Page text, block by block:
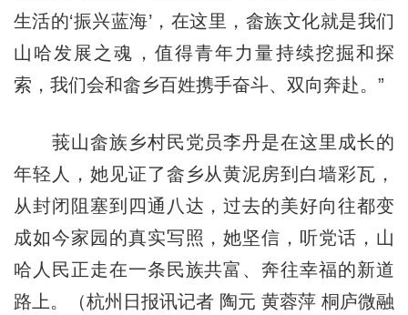
生活的‘振兴蓝海’，在这里，畲族文化就是我们
山哈发展之魂，值得青年力量持续挖掘和探
索，我们会和畲乡百姓携手奋斗、双向奔赴。”
莪山畲族乡村民党员李丹是在这里成长的
年轻人，她见证了畲乡从黄泥房到白墙彩瓦，
从封闭阻塞到四通八达，过去的美好向往都变
成如今家园的真实写照，她坚信，听党话，山
哈人民正走在一条民族共富、奔往幸福的新道
路上。（杭州日报讯记者 陶元 黄蓉萍 桐庐微融